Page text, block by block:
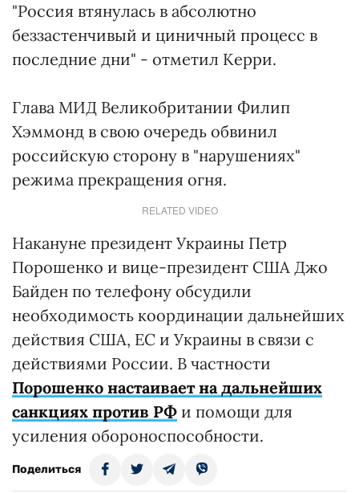
"Россия втянулась в абсолютно
беззастенчивый и циничный процесс в
последние дни" - отметил Керри.
Глава МИД Великобритании Филип
Хэммонд в свою очередь обвинил
российскую сторону в "нарушениях"
режима прекращения огня.
RELATED VIDEO
Накануне президент Украины Петр
Порошенко и вице-президент США Джо
Байден по телефону обсудили
необходимость координации дальнейших
действия США, ЕС и Украины в связи с
действиями России. В частности
Порошенко настаивает на дальнейших
санкциях против РФ и помощи для
усиления обороноспособности.
Поделиться